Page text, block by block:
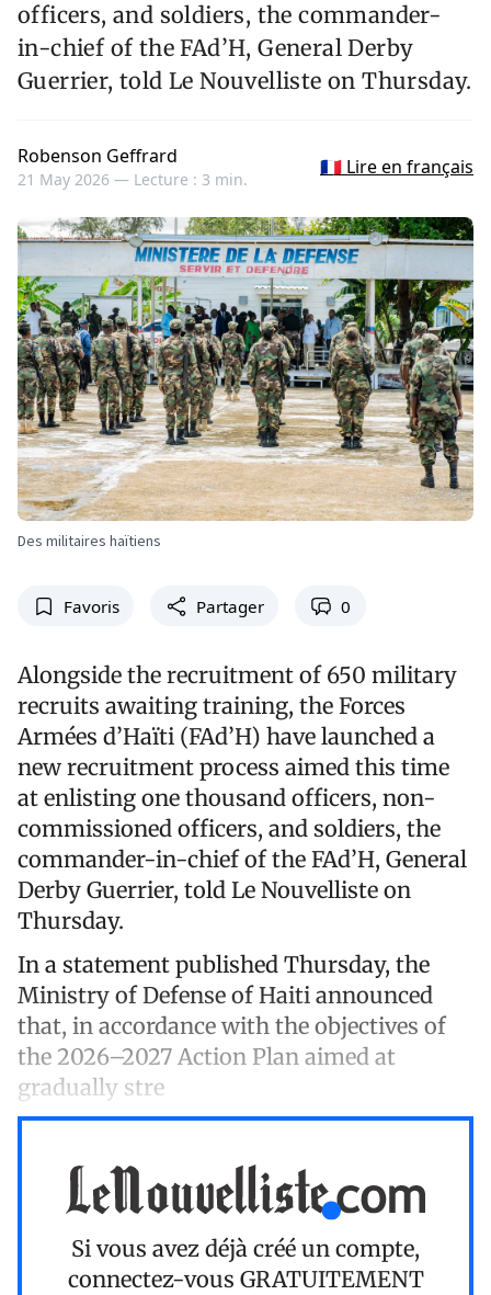
officers, and soldiers, the commander-
in-chief of the FAd’H, General Derby
Guerrier, told Le Nouvelliste on Thursday.
Robenson Geffrard
21 May 2026 — Lecture : 3 min.
🇫🇷 Lire en français
Des militaires haïtiens
Favoris Partager 0
Alongside the recruitment of 650 military
recruits awaiting training, the Forces
Armées d’Haïti (FAd’H) have launched a
new recruitment process aimed this time
at enlisting one thousand officers, non-
commissioned officers, and soldiers, the
commander-in-chief of the FAd’H, General
Derby Guerrier, told Le Nouvelliste on
Thursday.
In a statement published Thursday, the
Ministry of Defense of Haiti announced
that, in accordance with the objectives of
the 2026–2027 Action Plan aimed at
gradually stre
Si vous avez déjà créé un compte,
connectez-vous GRATUITEMENT